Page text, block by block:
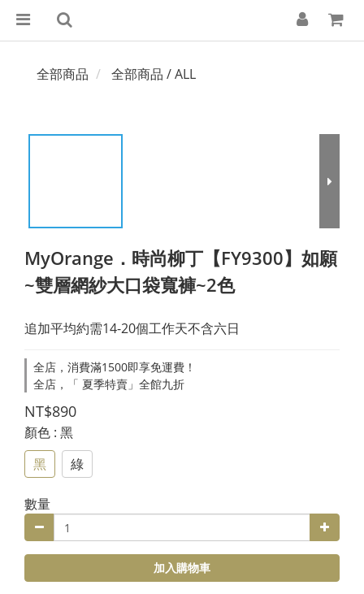
全部商品 全部商品 / ALL
MyOrange．時尚柳丁【FY9300】如願
~雙層網紗大口袋寬褲~2色
追加平均約需14-20個工作天不含六日
全店，消費滿1500即享免運費！
全店，「 夏季特賣」全館九折
NT$890
顏色 : 黑
黑
綠
數量
加入購物車